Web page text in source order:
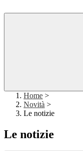
Home >
Novità >
Le notizie
Le notizie